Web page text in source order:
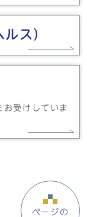
ス）
お受けしていま
ページの